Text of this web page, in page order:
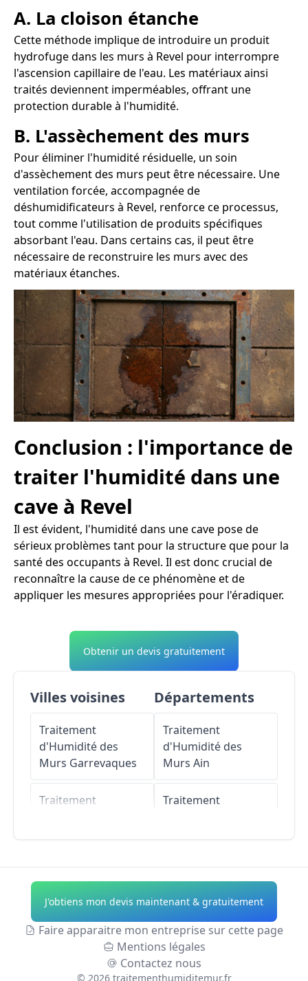
A. La cloison étanche
Cette méthode implique de introduire un produit
hydrofuge dans les murs à Revel pour interrompre
l'ascension capillaire de l'eau. Les matériaux ainsi
traités deviennent imperméables, offrant une
protection durable à l'humidité.
B. L'assèchement des murs
Pour éliminer l'humidité résiduelle, un soin
d'assèchement des murs peut être nécessaire. Une
ventilation forcée, accompagnée de
déshumidificateurs à Revel, renforce ce processus,
tout comme l'utilisation de produits spécifiques
absorbant l'eau. Dans certains cas, il peut être
nécessaire de reconstruire les murs avec des
matériaux étanches.
Conclusion : l'importance de
traiter l'humidité dans une
cave à Revel
Il est évident, l'humidité dans une cave pose de
sérieux problèmes tant pour la structure que pour la
santé des occupants à Revel. Il est donc crucial de
reconnaître la cause de ce phénomène et de
appliquer les mesures appropriées pour l'éradiquer.
Obtenir un devis gratuitement
Villes voisines
Traitement
d'Humidité des
Murs Garrevaques
Traitement
Traitement
d'Humidité des
Murs Belleserre
Traitement
d'Humidité des
Cahuzac
Départements
Traitement
d'Humidité des
Murs Ain
Traitement
Traitement
d'Humidité des
Murs Allier
Traitement
d'Humidité des
MursAlpes-de-
J'obtiens mon devis maintenant & gratuitement
Faire apparaitre mon entreprise sur cette page
Mentions légales
Contactez nous
© 2026 traitementhumiditemur.fr